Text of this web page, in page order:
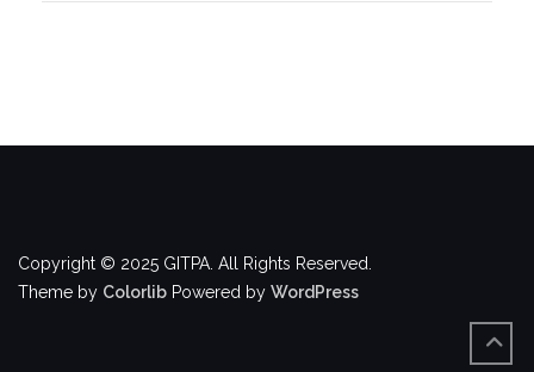
Copyright © 2025 GITPA. All Rights Reserved.
Theme by Colorlib Powered by WordPress